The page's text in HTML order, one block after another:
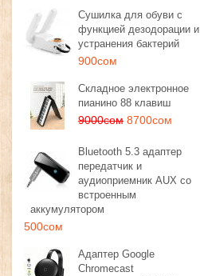
Сушилка для обуви с
функцией дезодорации и
устранения бактерий
900сом
Складное электронное
пианино 88 клавиш
9000сом 8700сом
Bluetooth 5.3 адаптер
передатчик и
аудиоприемник AUX со
встроенным
аккумулятором
500сом
Адаптер Google
Chromecast